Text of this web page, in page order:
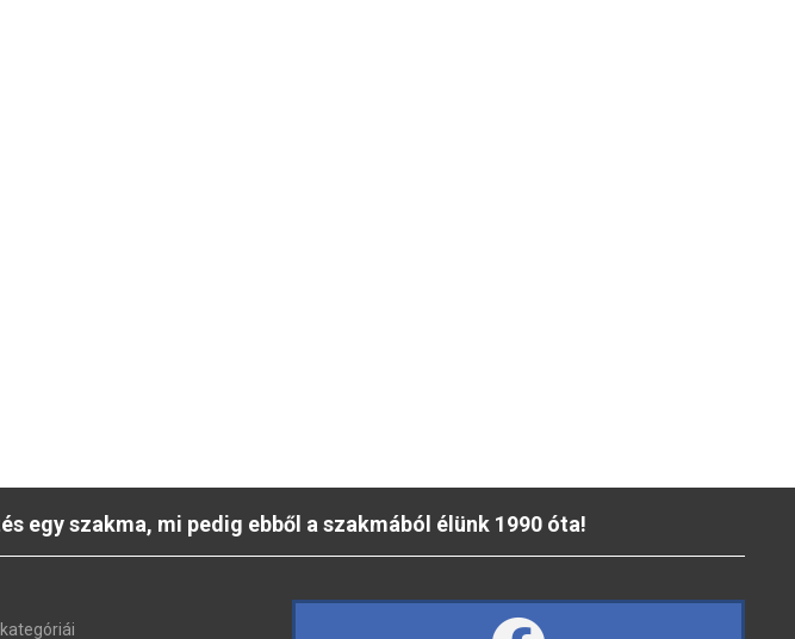
egy szakma, mi pedig ebből a szakmából élünk 1990 óta!